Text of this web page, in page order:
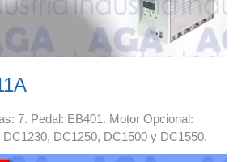
7. Pedal: EB401. Motor Opcional:
DC1250, DC1500 y DC1550.